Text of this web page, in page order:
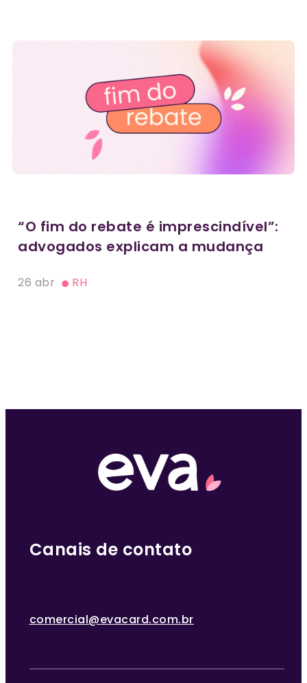
“O fim do rebate é imprescindível”:
advogados explicam a mudança
26 abr RH
Canais de contato
comercial@evacard.com.br